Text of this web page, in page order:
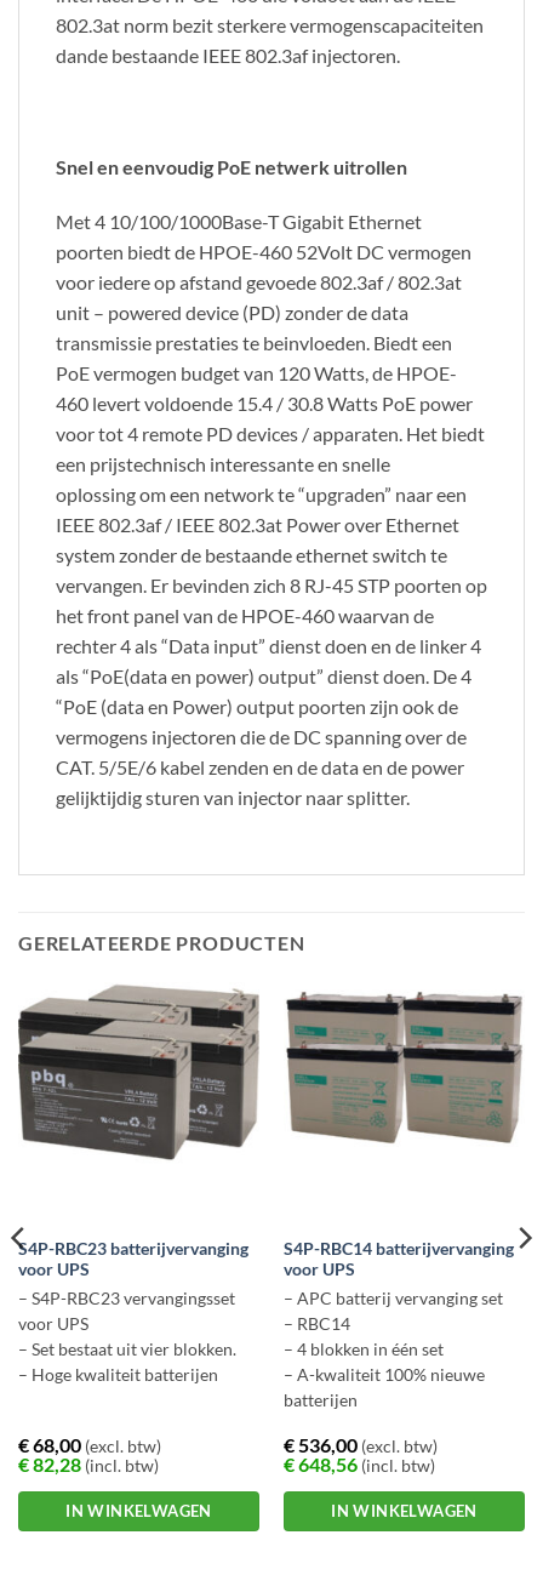
802.3at norm bezit sterkere vermogenscapaciteiten
dande bestaande IEEE 802.3af injectoren.
Snel en eenvoudig PoE netwerk uitrollen
Met 4 10/100/1000Base-T Gigabit Ethernet
poorten biedt de HPOE-460 52Volt DC vermogen
voor iedere op afstand gevoede 802.3af / 802.3at
unit – powered device (PD) zonder de data
transmissie prestaties te beinvloeden. Biedt een
PoE vermogen budget van 120 Watts, de HPOE-
460 levert voldoende 15.4 / 30.8 Watts PoE power
voor tot 4 remote PD devices / apparaten. Het biedt
een prijstechnisch interessante en snelle
oplossing om een network te “upgraden” naar een
IEEE 802.3af / IEEE 802.3at Power over Ethernet
system zonder de bestaande ethernet switch te
vervangen. Er bevinden zich 8 RJ-45 STP poorten op
het front panel van de HPOE-460 waarvan de
rechter 4 als “Data input” dienst doen en de linker 4
als “PoE(data en power) output” dienst doen. De 4
“PoE (data en Power) output poorten zijn ook de
vermogens injectoren die de DC spanning over de
CAT. 5/5E/6 kabel zenden en de data en de power
gelijktijdig sturen van injector naar splitter.
GERELATEERDE PRODUCTEN
S4P-RBC23 batterijvervanging
voor UPS
– S4P-RBC23 vervangingsset
voor UPS
– Set bestaat uit vier blokken.
– Hoge kwaliteit batterijen
€68,00(excl. btw)
€82,28(incl. btw)
IN WINKELWAGEN
S4P-RBC14 batterijvervanging
voor UPS
– APC batterij vervanging set
– RBC14
– 4 blokken in één set
– A-kwaliteit 100% nieuwe
batterijen
€536,00(excl. btw)
€648,56(incl. btw)
IN WINKELWAGEN